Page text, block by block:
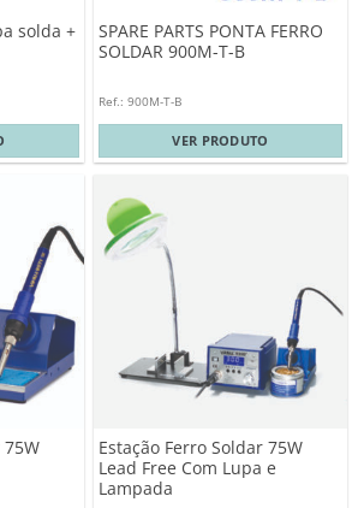
solda +
SPARE PARTS PONTA FERRO
SOLDAR 900M-T-B
Ref.: 900M-T-B
VER PRODUTO
Estação Ferro Soldar 75W
Lead Free Com Lupa e
Lampada